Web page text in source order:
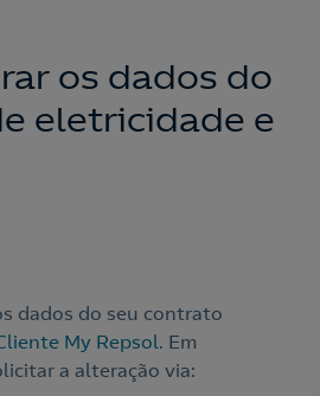
os dados do
eletricidade e
dados do seu contrato
My Repsol. Em
a alteração via: